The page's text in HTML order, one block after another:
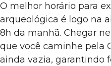
O melhor horário para
arqueológica é logo na
8h da manhã. Chegar
que você caminhe pela
ainda vazia, garantindo